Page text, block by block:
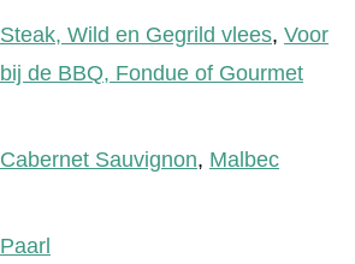
Steak, Wild en Gegrild vlees, Voor
bij de BBQ, Fondue of Gourmet
Cabernet Sauvignon, Malbec
Paarl